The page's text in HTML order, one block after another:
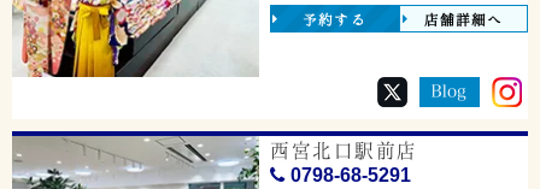
予約する 店舗詳細へ
西宮北口駅前店
0798-68-5291